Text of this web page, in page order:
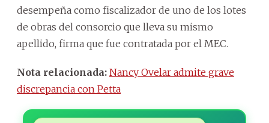
desempeña como fiscalizador de uno de los lotes
de obras del consorcio que lleva su mismo
apellido, firma que fue contratada por el MEC.
Nota relacionada: Nancy Ovelar admite grave
discrepancia con Petta